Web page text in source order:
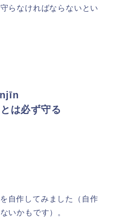
らなければならないとい
は必ず守る
自作してみました（自作
いかもです）。